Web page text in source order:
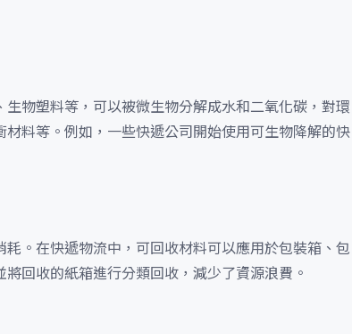
物塑料等，可以被微生物分解成水和二氧化碳，對環
料等。例如，一些快遞公司開始使用可生物降解的快
。在快遞物流中，可回收材料可以應用於包裝箱、包
回收的紙箱進行分類回收，減少了資源浪費。